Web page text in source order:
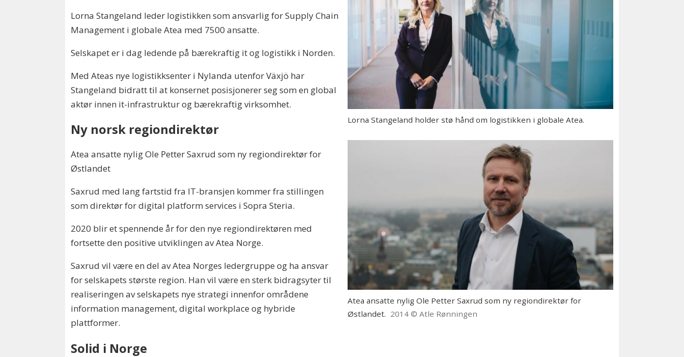
Lorna Stangeland holder stø hånd om logistikken i globale Atea.
Lorna Stangeland leder logistikken som ansvarlig for Supply Chain
Management i globale Atea med 7500 ansatte.
Selskapet er i dag ledende på bærekraftig it og logistikk i Norden.
Atea ansatte nylig Ole Petter Saxrud som ny regiondirektør for
Østlandet. 2014 © Atle Rønningen
Med Ateas nye logistikksenter i Nylanda utenfor Växjö har
Stangeland bidratt til at konsernet posisjonerer seg som en global
aktør innen it-infrastruktur og bærekraftig virksomhet.
Ny norsk regiondirektør
Atea ansatte nylig Ole Petter Saxrud som ny regiondirektør for
Østlandet
Saxrud med lang fartstid fra IT-bransjen kommer fra stillingen
som direktør for digital platform services i Sopra Steria.
2020 blir et spennende år for den nye regiondirektøren med
fortsette den positive utviklingen av Atea Norge.
Saxrud vil være en del av Atea Norges ledergruppe og ha ansvar
for selskapets største region. Han vil være en sterk bidragsyter til
realiseringen av selskapets nye strategi innenfor områdene
information management, digital workplace og hybride
plattformer.
Solid i Norge